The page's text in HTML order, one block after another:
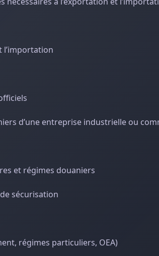
l’importation
d’une entreprise industrielle ou
et régimes douaniers
sécurisation
régimes particuliers, OEA)